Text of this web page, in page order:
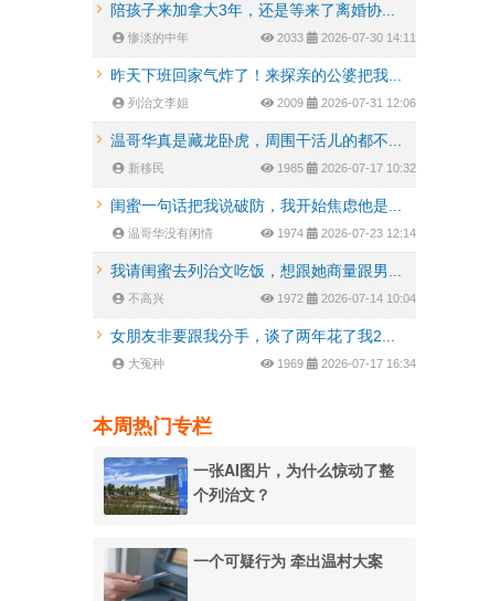
陪孩子来加拿大3年，还是等来了离婚协...
惨淡的中年 2033 2026-07-30 14:11
昨天下班回家气炸了！来探亲的公婆把我...
列治文李姐 2009 2026-07-31 12:06
温哥华真是藏龙卧虎，周围干活儿的都不...
新移民 1985 2026-07-17 10:32
闺蜜一句话把我说破防，我开始焦虑他是...
温哥华没有闲情 1974 2026-07-23 12:14
我请闺蜜去列治文吃饭，想跟她商量跟男...
不高兴 1972 2026-07-14 10:04
女朋友非要跟我分手，谈了两年花了我2...
大冤种 1969 2026-07-17 16:34
本周热门专栏
一张AI图片，为什么惊动了整
个列治文？
一个可疑行为 牵出温村大案